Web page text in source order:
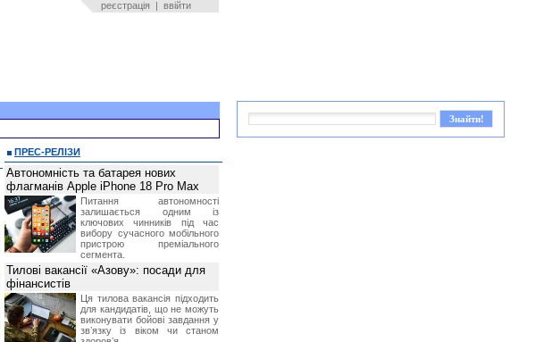
реєстрація | ввійти
ПРЕС-РЕЛІЗИ
Автономність та батарея нових
флагманів Apple iPhone 18 Pro Max
Питання автономності
залишається одним із
ключових чинників під час
вибору сучасного мобільного
пристрою преміального
сегмента.
Тилові вакансії «Азову»: посади для
фінансистів
Ця тилова вакансія підходить
для кандидатів, що не можуть
виконувати бойові завдання у
звʼязку із віком чи станом